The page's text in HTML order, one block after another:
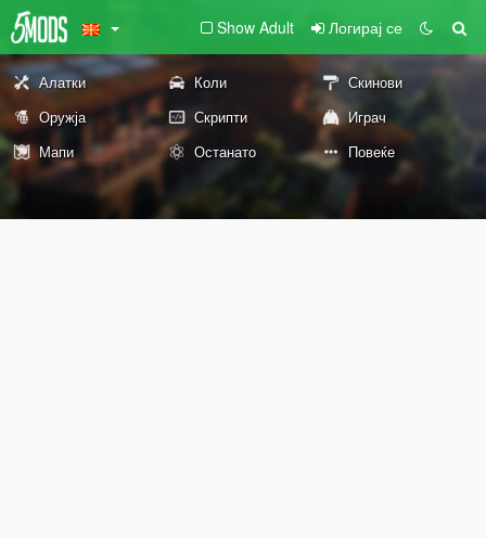
Show Adult Логирај се
Алатки Коли
Скинови
Оружја
Скрипти
Играч
Мапи
Останато Повеќе